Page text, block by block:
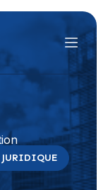
Menu
LinkedIn
JURIDIQUE